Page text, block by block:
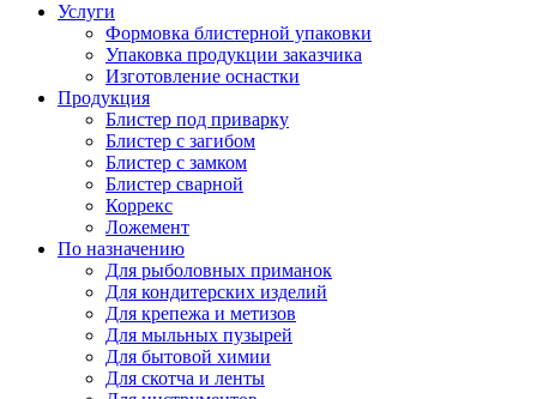
Услуги
Формовка блистерной упаковки
Упаковка продукции заказчика
Изготовление оснастки
Продукция
Блистер под приварку
Блистер с загибом
Блистер с замком
Блистер сварной
Коррекс
Ложемент
По назначению
Для рыболовных приманок
Для кондитерских изделий
Для крепежа и метизов
Для мыльных пузырей
Для бытовой химии
Для скотча и ленты